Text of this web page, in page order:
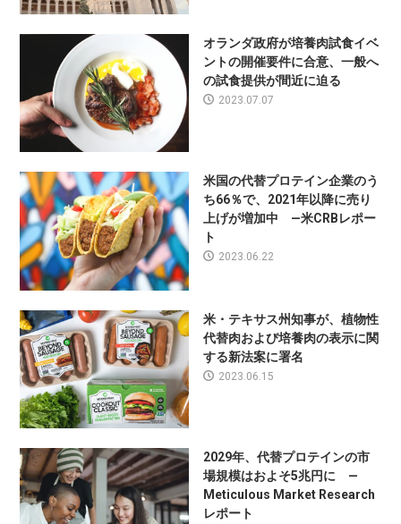
オランダ政府が培養肉試食イベ
ントの開催要件に合意、一般へ
の試食提供が間近に迫る
2023.07.07
米国の代替プロテイン企業のう
ち66％で、2021年以降に売り
上げが増加中 —米CRBレポー
ト
2023.06.22
米・テキサス州知事が、植物性
代替肉および培養肉の表示に関
する新法案に署名
2023.06.15
2029年、代替プロテインの市
場規模はおよそ5兆円に —
Meticulous Market Research
レポート